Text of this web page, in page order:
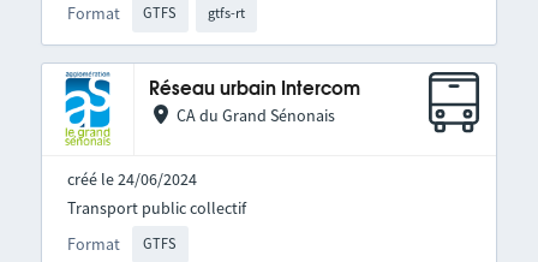
Format GTFS gtfs-rt
Réseau urbain Intercom
CA du Grand Sénonais
créé le 24/06/2024
Format GTFS
Transport public collectif